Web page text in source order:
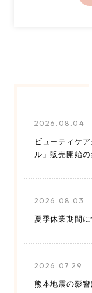
2026.08.04
ビューティケ
ル」販売開始
2026.08.03
夏季休業期間
2026.07.29
熊本地震の影